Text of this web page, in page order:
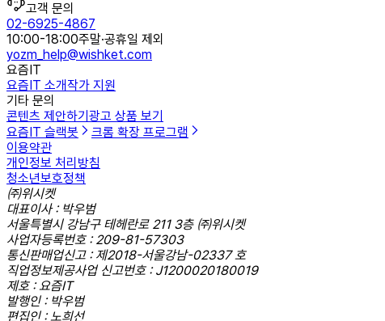
고객 문의
02-6925-4867
10:00-18:00주말·공휴일 제외
yozm_help@wishket.com
요즘IT
요즘IT 소개작가 지원
기타 문의
콘텐츠 제안하기 광고 상품 보기
요즘IT 슬랙봇
크롬 확장 프로그램
이용약관
개인정보 처리방침
청소년보호정책
㈜위시켓
대표이사 : 박우범
서울특별시 강남구 테헤란로 211 3층 ㈜위시켓
사업자등록번호 : 209-81-57303
통신판매업신고 : 제2018-서울강남-02337 호
직업정보제공사업 신고번호 : J1200020180019
제호 : 요즘IT
발행인 : 박우범
편집인 : 노희선